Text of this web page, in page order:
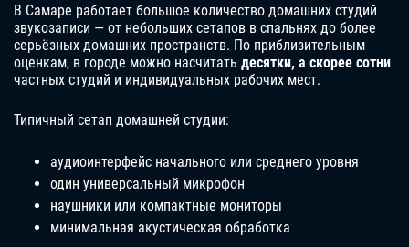
В Самаре работает большое количество домашних студий
звукозаписи — от небольших сетапов в спальнях до более
серьёзных домашних пространств. По приблизительным
оценкам, в городе можно насчитать десятки, а скорее сотни
частных студий и индивидуальных рабочих мест.
Типичный сетап домашней студии:
аудиоинтерфейс начального или среднего уровня
один универсальный микрофон
наушники или компактные мониторы
минимальная акустическая обработка